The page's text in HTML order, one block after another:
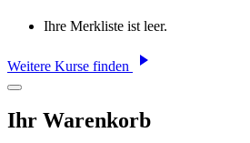
Ihre Merkliste ist leer.
Weitere Kurse finden
Ihr Warenkorb